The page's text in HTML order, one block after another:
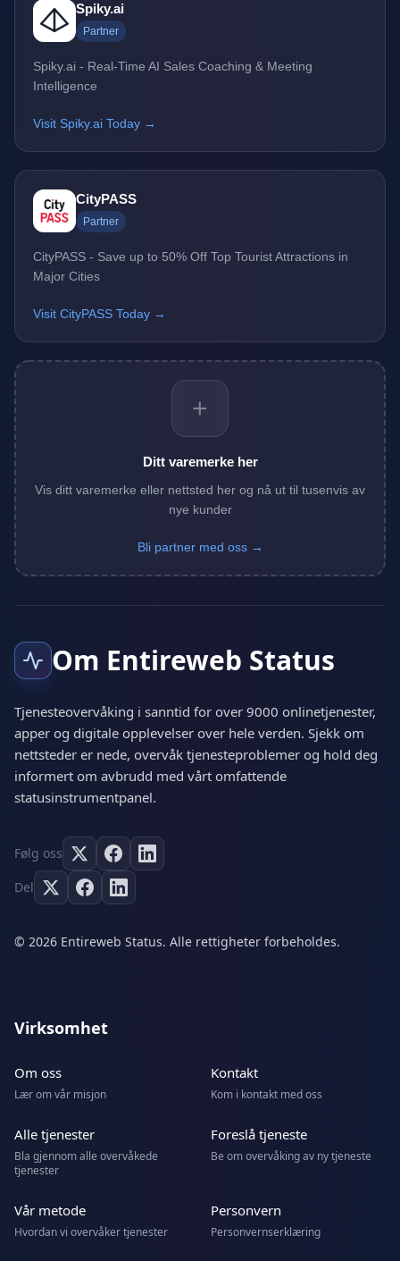
Spiky.ai
Partner
Spiky.ai - Real-Time AI Sales Coaching & Meeting
Intelligence
Visit Spiky.ai Today →
CityPASS
Partner
CityPASS - Save up to 50% Off Top Tourist Attractions in
Major Cities
Visit CityPASS Today →
+
Ditt varemerke her
Vis ditt varemerke eller nettsted her og nå ut til tusenvis av
nye kunder
Bli partner med oss →
Om Entireweb Status
Tjenesteovervåking i sanntid for over 9000 onlinetjenester,
apper og digitale opplevelser over hele verden. Sjekk om
nettsteder er nede, overvåk tjenesteproblemer og hold deg
informert om avbrudd med vårt omfattende
statusinstrumentpanel.
Følg oss
Del
© 2026 Entireweb Status. Alle rettigheter forbeholdes.
Virksomhet
Om oss
Lær om vår misjon
Kontakt
Kom i kontakt med oss
Alle tjenester
Bla gjennom alle overvåkede
tjenester
Foreslå tjeneste
Be om overvåking av ny tjeneste
Vår metode
Hvordan vi overvåker tjenester
Personvern
Personvernserklæring